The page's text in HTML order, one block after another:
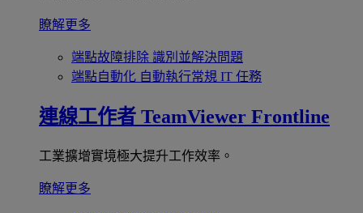
瞭解更多
端點故障排除 識別並解決問題
端點自動化 自動執行常規 IT 任務
連線工作者 TeamViewer Frontline
工業擴增實境極大提升工作效率。
瞭解更多